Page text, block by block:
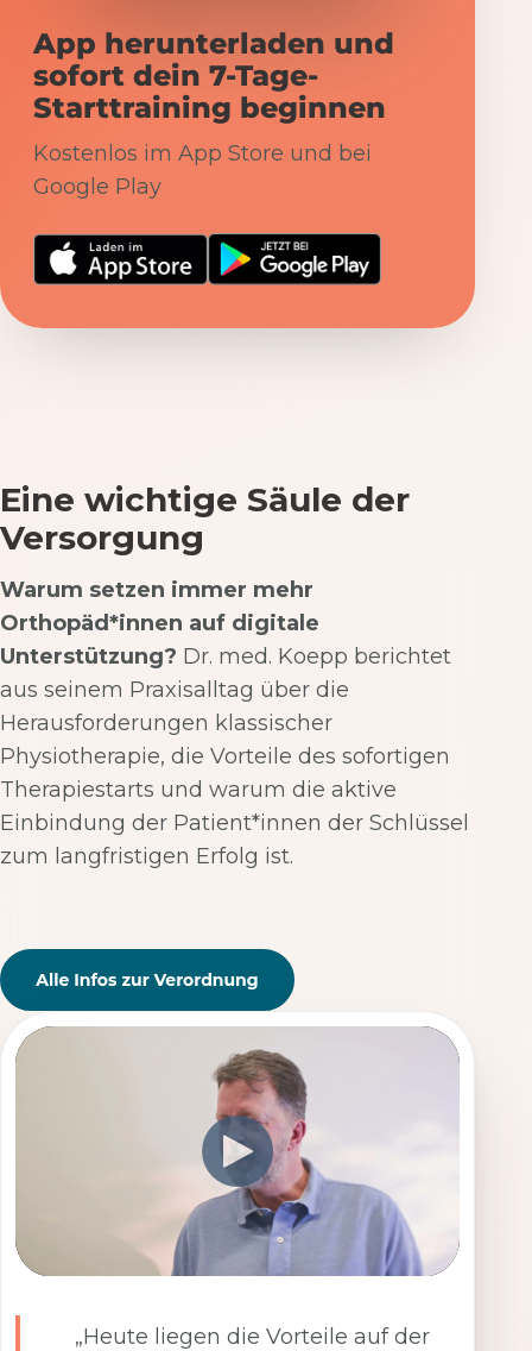
App herunterladen und
sofort dein 7-Tage-
Starttraining beginnen
Kostenlos im App Store und bei
Google Play
Eine wichtige Säule der
Versorgung
Warum setzen immer mehr
Orthopäd*innen auf digitale
Unterstützung? Dr. med. Koepp berichtet
aus seinem Praxisalltag über die
Herausforderungen klassischer
Physiotherapie, die Vorteile des sofortigen
Therapiestarts und warum die aktive
Einbindung der Patient*innen der Schlüssel
zum langfristigen Erfolg ist.
„Heute liegen die Vorteile auf der